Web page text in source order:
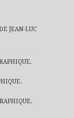
JEAN-LUC